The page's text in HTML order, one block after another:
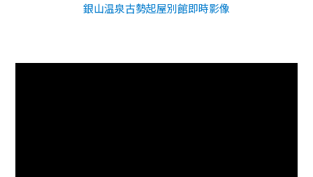
銀山温泉古勢起屋別館即時影像